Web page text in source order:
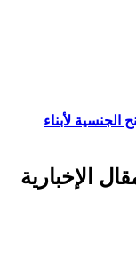
لأبناء
الإخبارية